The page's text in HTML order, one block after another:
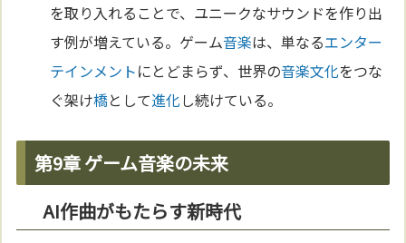
を取り入れることで、ユニークなサウンドを作り出
す例が増えている。ゲーム音楽は、単なるエンター
テインメントにとどまらず、世界の音楽文化をつな
ぐ架け橋として進化し続けている。
第9章 ゲーム音楽の未来
AI作曲がもたらす新時代